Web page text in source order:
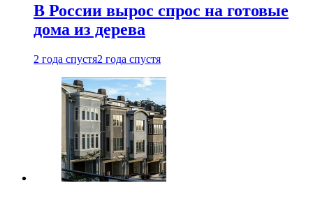
В России вырос спрос на готовые
дома из дерева
2 года спустя2 года спустя